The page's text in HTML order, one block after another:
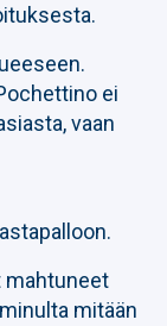
ei
vaan
mahtuneet
mitään